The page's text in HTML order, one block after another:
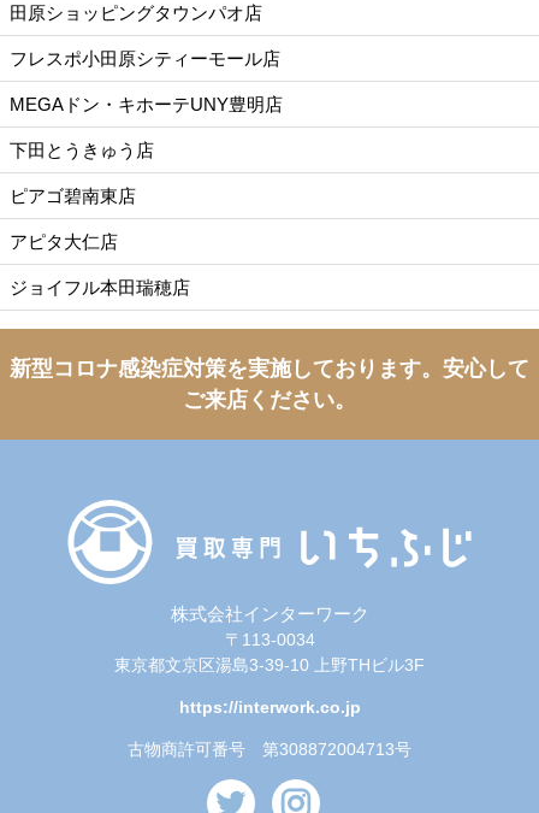
田原ショッピングタウンパオ店
フレスポ小田原シティーモール店
MEGAドン・キホーテUNY豊明店
下田とうきゅう店
ピアゴ碧南東店
アピタ大仁店
ジョイフル本田瑞穂店
新型コロナ感染症対策を実施しております。 安心して
ご来店ください。
株式会社インターワーク
〒113-0034
東京都文京区湯島3-39-10 上野THビル3F
https://interwork.co.jp
古物商許可番号 第308872004713号